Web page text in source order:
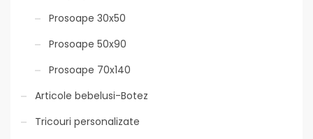
Prosoape 30x50
Prosoape 50x90
Prosoape 70x140
Articole bebelusi-Botez
Tricouri personalizate